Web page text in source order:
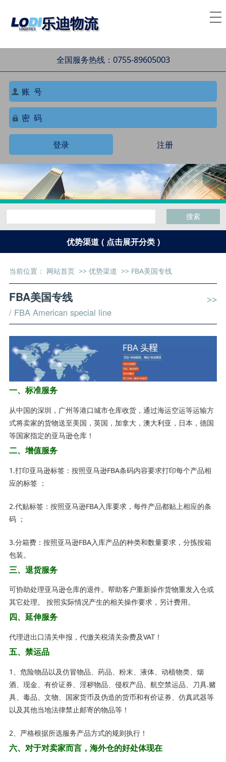
全国服务热线：0755-89605003
登录 注册
搜索
优势渠道 ( 点击展开分类 )
当前位置： 网站首页>> 优势渠道 >> FBA美国专线
FBA美国专线
/ FBA American special line
>>
一、 标准服务
从中国的深圳，广州等港口城市仓库收货，通过海运空运等运输方
式将卖家的货物送至美国，英国，加拿大，澳大利亚，日本，德国
等国家指定的亚马逊仓库！
二、增值服务
1.打印亚马逊标签：按照亚马逊FBA条码内容要求打印每个产品相
应的标签 ；
2.代贴标签：按照亚马逊FBA入库要求，每件产品都贴上相应的条
码 ；
3.分箱费：按照亚马逊FBA入库产品的种类和数量要求，分拣按箱
包装。
三、退货服务
可协助处理亚马逊仓库的退件。帮助客户重新操作货物重发入仓或
其它处理。 按照实际情况产生的相关操作要求，另计费用。
四、延伸服务
代理进出口清关申报，代缴关税清关杂费及VAT！
五、禁运品
1、危险物品以及仿冒物品、药品、粉末、液体、动植物类、烟
酒、现金、有价证券、淫秽物品、侵权产品、航空禁运品、刀具.赌
具、毒品、文物、国家货币及伪造的货币和有价证券、仿真武器等
以及其他当地法律禁止邮寄的物品等！
2、严格根据所选服务产品方式的规则执行！
六、对于对卖家而言，海外仓的好处体现在